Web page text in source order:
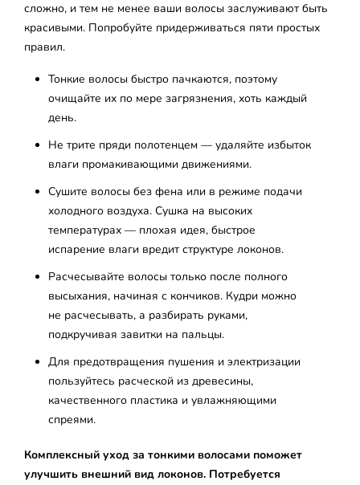
сложно, и тем не менее ваши волосы заслуживают быть
красивыми. Попробуйте придерживаться пяти простых
правил.
Тонкие волосы быстро пачкаются, поэтому
очищайте их по мере загрязнения, хоть каждый
день.
Не трите пряди полотенцем — удаляйте избыток
влаги промакивающими движениями.
Сушите волосы без фена или в режиме подачи
холодного воздуха. Сушка на высоких
температурах — плохая идея, быстрое
испарение влаги вредит структуре локонов.
Расчесывайте волосы только после полного
высыхания, начиная с кончиков. Кудри можно
не расчесывать, а разбирать руками,
подкручивая завитки на пальцы.
Для предотвращения пушения и электризации
пользуйтесь расческой из древесины,
качественного пластика и увлажняющими
спреями.
Комплексный уход за тонкими волосами поможет
улучшить внешний вид локонов. Потребуется